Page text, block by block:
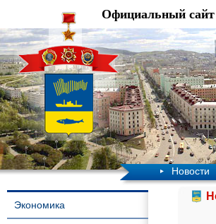
Официальный сайт
Новости
Экономика